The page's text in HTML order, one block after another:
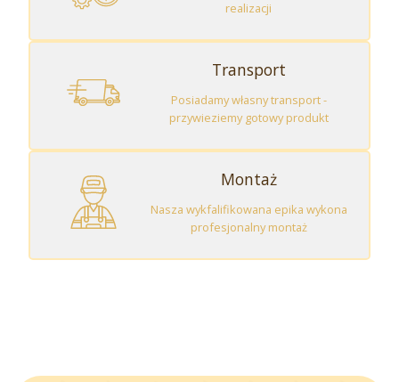
realizacji
Transport
Posiadamy własny transport -
przywieziemy gotowy produkt
Montaż
Nasza wykfalifikowana epika wykona
profesjonalny montaż